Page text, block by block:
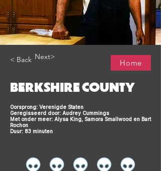
< Back Next>
Home
BERKSHIRE COUNTY
Oorsprong: Verenigde Staten
Geregisseerd door: Audrey Cummings
Met onder meer: Alysa King, Samora Smallwood en Bart
Rochon
Duur: 83 minuten